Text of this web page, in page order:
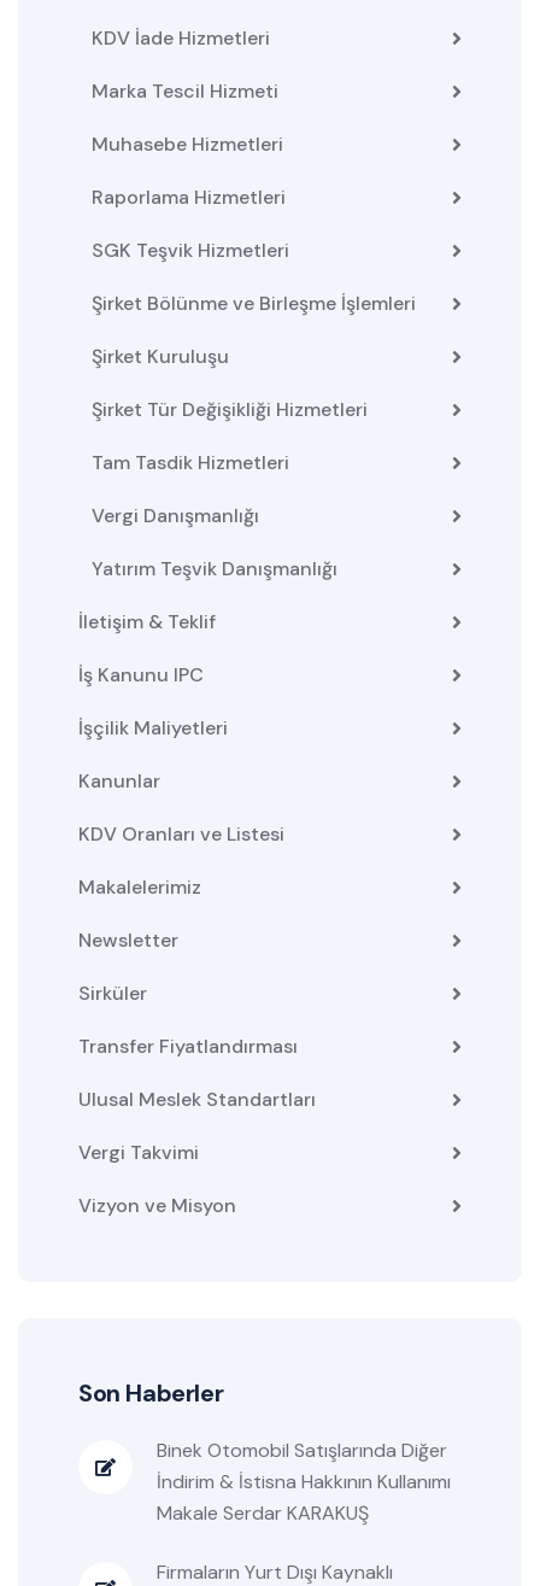
KDV İade Hizmetleri
Marka Tescil Hizmeti
Muhasebe Hizmetleri
Raporlama Hizmetleri
SGK Teşvik Hizmetleri
Şirket Bölünme ve Birleşme İşlemleri
Şirket Kuruluşu
Şirket Tür Değişikliği Hizmetleri
Tam Tasdik Hizmetleri
Vergi Danışmanlığı
Yatırım Teşvik Danışmanlığı
İletişim & Teklif
İş Kanunu IPC
İşçilik Maliyetleri
Kanunlar
KDV Oranları ve Listesi
Makalelerimiz
Newsletter
Sirküler
Transfer Fiyatlandırması
Ulusal Meslek Standartları
Vergi Takvimi
Vizyon ve Misyon
Son Haberler
Binek Otomobil Satışlarında Diğer
İndirim & İstisna Hakkının Kullanımı
Makale Serdar KARAKUŞ
Firmaların Yurt Dışı Kaynaklı